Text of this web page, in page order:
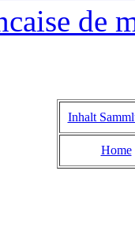
de
Inhalt
Home